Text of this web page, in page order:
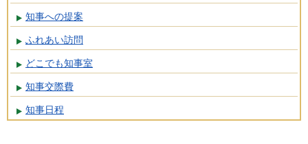
知事への提案
ふれあい訪問
どこでも知事室
知事交際費
知事日程